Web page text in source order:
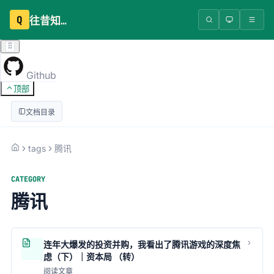
Q 往昔知识库
Github
顶部
文档目录
tags 腾讯
CATEGORY
腾讯
连年大爆发的投资并购，我看出了腾讯游戏的深度焦
虑（下）｜资本局 （转）
阅读文章